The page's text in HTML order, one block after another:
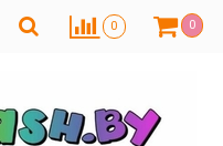
0 0